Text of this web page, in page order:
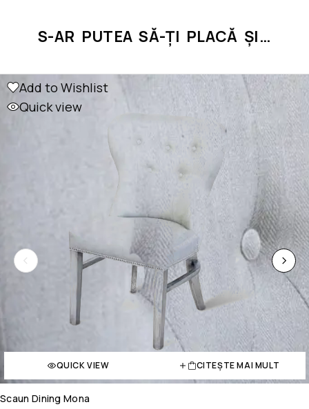
S-AR PUTEA SĂ-ȚI PLACĂ ȘI…
Add to Wishlist
Quick view
QUICK VIEW CITEȘTE MAI MULT
Scaun Dining Mona